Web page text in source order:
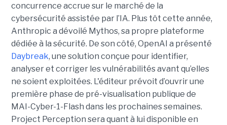
concurrence accrue sur le marché de la
cybersécurité assistée par l’IA. Plus tôt cette année,
Anthropic a dévoilé Mythos, sa propre plateforme
dédiée à la sécurité. De son côté, OpenAI a présenté
Daybreak, une solution conçue pour identifier,
analyser et corriger les vulnérabilités avant qu’elles
ne soient exploitées. L'éditeur prévoit d’ouvrir une
première phase de pré-visualisation publique de
MAI-Cyber-1-Flash dans les prochaines semaines.
Project Perception sera quant à lui disponible en